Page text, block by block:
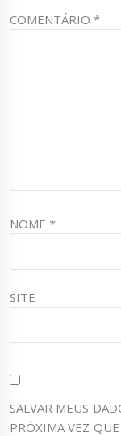
COMENTÁRIO*
NOME*
SITE
SALVAR MEUS
PRÓXIMA VEZ